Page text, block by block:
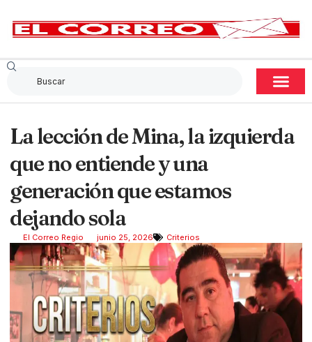
La lección de Mina, la izquierda
que no entiende y una
generación que estamos
dejando sola
El Correo Regio junio 25, 2026 Criterios